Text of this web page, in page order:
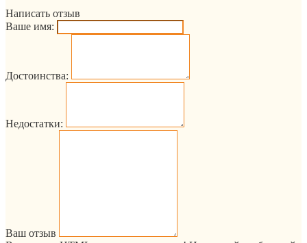
Написать отзыв
Ваше имя:
Достоинства:
Недостатки:
Ваш отзыв